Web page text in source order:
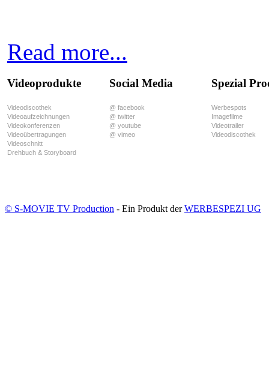
Read more...
Videoprodukte
Videodiscothek
Videoaufzeichnungen
Videokonferenzen
Videoübertragungen
Videoschnitt
Drehbuch & Storyboard
Social Media
@ facebook
@ twitter
@ youtube
@ vimeo
Spezial
Werbespots
Imagefilme
Videotrailer
Videodiscothek
© S-MOVIE TV Production - Ein Produkt derWERBESPEZI UG